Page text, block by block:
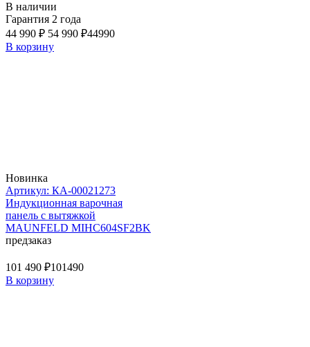
В наличии
Гарантия 2 года
44 990 ₽ 54 990 ₽44990
В корзину
Новинка
Артикул: КА-00021273
Индукционная варочная
панель с вытяжкой
MAUNFELD MIHC604SF2BK
предзаказ
101 490 ₽101490
В корзину